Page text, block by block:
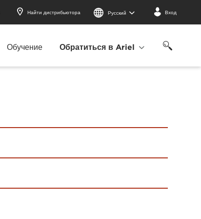
Найти дистрибьютора Русский Вход
Обучение Обратиться в Ariel